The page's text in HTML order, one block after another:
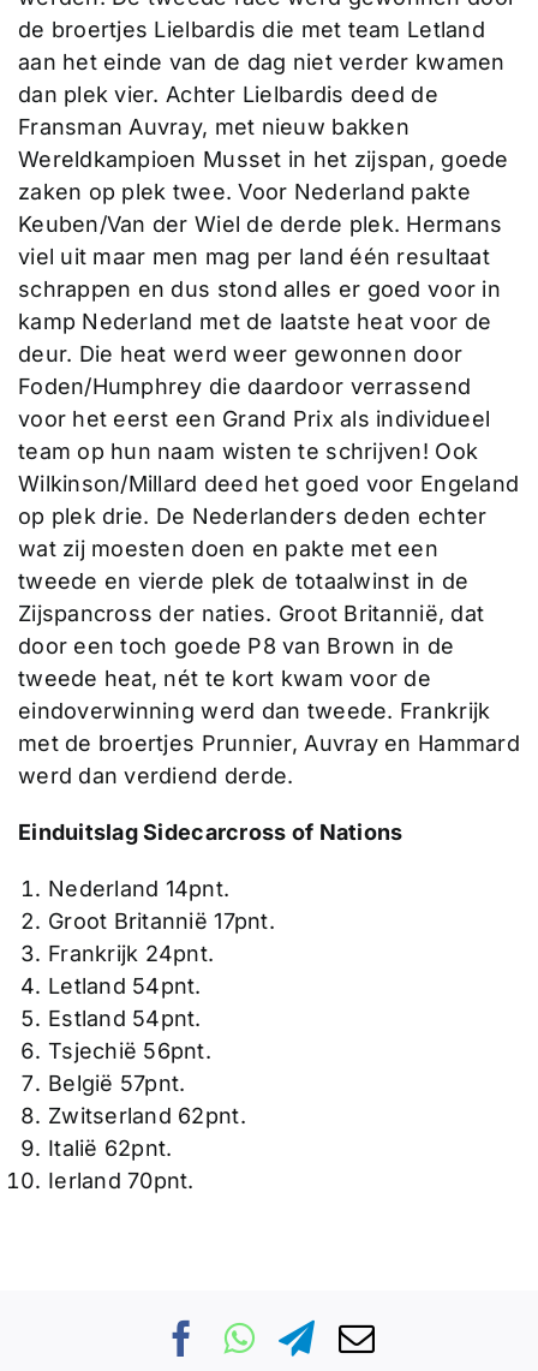
de broertjes Lielbardis die met team Letland
aan het einde van de dag niet verder kwamen
dan plek vier. Achter Lielbardis deed de
Fransman Auvray, met nieuw bakken
Wereldkampioen Musset in het zijspan, goede
zaken op plek twee. Voor Nederland pakte
Keuben/Van der Wiel de derde plek. Hermans
viel uit maar men mag per land één resultaat
schrappen en dus stond alles er goed voor in
kamp Nederland met de laatste heat voor de
deur. Die heat werd weer gewonnen door
Foden/Humphrey die daardoor verrassend
voor het eerst een Grand Prix als individueel
team op hun naam wisten te schrijven! Ook
Wilkinson/Millard deed het goed voor Engeland
op plek drie. De Nederlanders deden echter
wat zij moesten doen en pakte met een
tweede en vierde plek de totaalwinst in de
Zijspancross der naties. Groot Britannië, dat
door een toch goede P8 van Brown in de
tweede heat, nét te kort kwam voor de
eindoverwinning werd dan tweede. Frankrijk
met de broertjes Prunnier, Auvray en Hammard
werd dan verdiend derde.
Einduitslag Sidecarcross of Nations
Nederland 14pnt.
Groot Britannië 17pnt.
Frankrijk 24pnt.
Letland 54pnt.
Estland 54pnt.
Tsjechië 56pnt.
België 57pnt.
Zwitserland 62pnt.
Italië 62pnt.
Ierland 70pnt.